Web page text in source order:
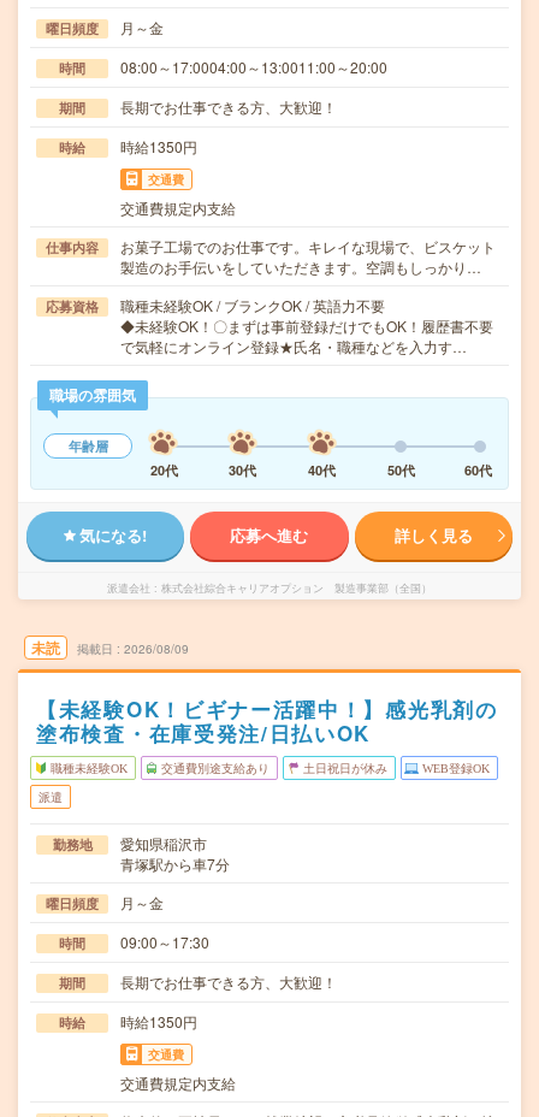
曜日頻度 月～金
時間 08:00～17:0004:00～13:0011:00～20:00
期間 長期でお仕事できる方、大歓迎！
時給 時給1350円
交通費
交通費規定内支給
仕事内容
お菓子工場でのお仕事です。キレイな現場で、ビスケット
製造のお手伝いをしていただきます。空調もしっかり…
応募資格
職種未経験OK / ブランクOK / 英語力不要
◆未経験OK！〇まずは事前登録だけでもOK！履歴書不要
で気軽にオンライン登録★氏名・職種などを入力す…
職場の雰囲気
年齢層
20代
30代 40代 50代 60代
気になる! 応募へ進む 詳しく見る
派遣会社 株式会社綜合キャリアオプション 製造事業部（全国）
未読 掲載日 2026/08/09
【未経験OK！ビギナー活躍中！】感光乳剤の
塗布検査・在庫受発注/日払いOK
職種未経験OK 交通費別途支給あり 土日祝日が休み WEB登録OK
派遣
勤務地
愛知県稲沢市
青塚駅から車7分
曜日頻度 月～金
時間 09:00～17:30
期間 長期でお仕事できる方、大歓迎！
時給 時給1350円
交通費
交通費規定内支給